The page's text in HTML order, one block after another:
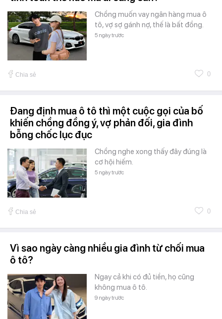
Chồng muốn vay ngân hàng mua ô
tô, vợ sợ gánh nợ, thế là bất đồng.
5 ngày trước
Chia sẻ 0
Đang định mua ô tô thì một cuộc gọi của bố
khiến chồng đồng ý, vợ phản đối, gia đình
bỗng chốc lục đục
Chồng nghe xong thấy đây đúng là
cơ hội hiếm.
5 ngày trước
Chia sẻ 0
Vì sao ngày càng nhiều gia đình từ chối mua
ô tô?
Ngay cả khi có đủ tiền, họ cũng
không mua ô tô.
9 ngày trước